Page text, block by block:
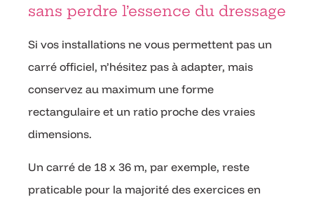
sans perdre l’essence du dressage
Si vos installations ne vous permettent pas un
carré officiel, n’hésitez pas à adapter, mais
conservez au maximum une forme
rectangulaire et un ratio proche des vraies
dimensions.
Un carré de 18 x 36 m, par exemple, reste
praticable pour la majorité des exercices en